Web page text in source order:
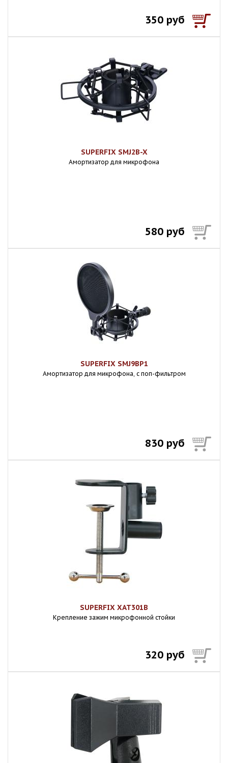
350 руб
SUPERFIX SMJ2B-X
Амортизатор для микрофона
580 руб
SUPERFIX SMJ9BP1
Амортизатор для микрофона, с поп-фильтром
830 руб
SUPERFIX XAT301B
Крепление зажим микрофонной стойки
320 руб